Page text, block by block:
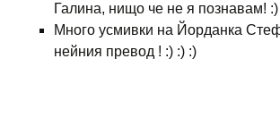
Галина, нищо че не я познавам! :)
Много усмивки на Йорданка
нейния превод ! :) :) :)